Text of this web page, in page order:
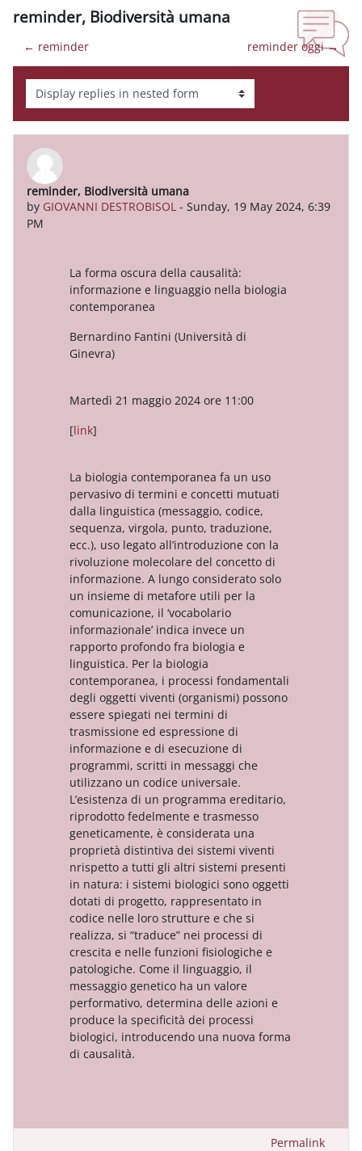
reminder, Biodiversità umana
← reminder reminder oggi →
Display mode
reminder, Biodiversità umana
by GIOVANNI DESTROBISOL - Sunday, 19 May 2024, 6:39
PM
Number of replies: 0
La forma oscura della causalità:
informazione e linguaggio nella biologia
contemporanea
Bernardino Fantini (Università di
Ginevra)
Martedì 21 maggio 2024 ore 11:00
[link]
La biologia contemporanea fa un uso
pervasivo di termini e concetti mutuati
dalla linguistica (messaggio, codice,
sequenza, virgola, punto, traduzione,
ecc.), uso legato all’introduzione con la
rivoluzione molecolare del concetto di
informazione. A lungo considerato solo
un insieme di metafore utili per la
comunicazione, il ‘vocabolario
informazionale’ indica invece un
rapporto profondo fra biologia e
linguistica. Per la biologia
contemporanea, i processi fondamentali
degli oggetti viventi (organismi) possono
essere spiegati nei termini di
trasmissione ed espressione di
informazione e di esecuzione di
programmi, scritti in messaggi che
utilizzano un codice universale.
L’esistenza di un programma ereditario,
riprodotto fedelmente e trasmesso
geneticamente, è considerata una
proprietà distintiva dei sistemi viventi
nrispetto a tutti gli altri sistemi presenti
in natura: i sistemi biologici sono oggetti
dotati di progetto, rappresentato in
codice nelle loro strutture e che si
realizza, si “traduce” nei processi di
crescita e nelle funzioni fisiologiche e
patologiche. Come il linguaggio, il
messaggio genetico ha un valore
performativo, determina delle azioni e
produce la specificità dei processi
biologici, introducendo una nuova forma
di causalità.
Permalink